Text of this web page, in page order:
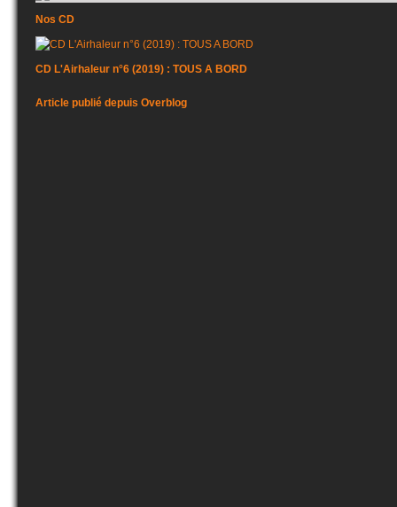
Nos CD
CD L'Airhaleur n°6 (2019) : TOUS A BORD
Article publié depuis Overblog